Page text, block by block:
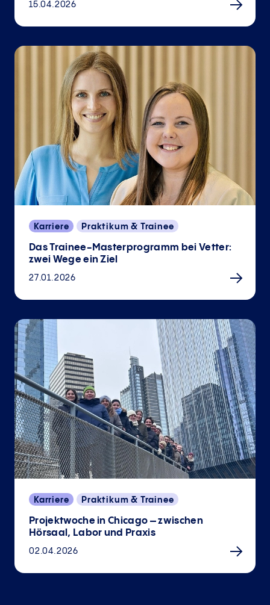
15.04.2026
Karriere Praktikum & Trainee
Das Trainee-Masterprogramm bei Vetter:
zwei Wege ein Ziel
27.01.2026
Karriere Praktikum & Trainee
Projektwoche in Chicago – zwischen
Hörsaal, Labor und Praxis
02.04.2026